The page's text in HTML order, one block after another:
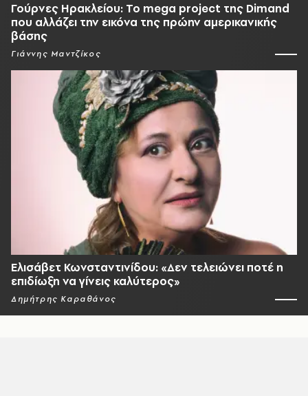
Γούρνες Ηρακλείου: To mega project της Dimand
που αλλάζει την εικόνα της πρώην αμερικανικής
βάσης
Γιάννης Μαντζίκος
Ελισάβετ Κωνσταντινίδου: «Δεν τελειώνει ποτέ η
επιδίωξη να γίνεις καλύτερος»
Δημήτρης Καραθάνος